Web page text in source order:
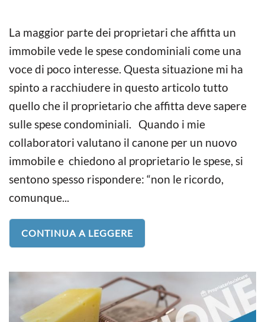
La maggior parte dei proprietari che affitta un
immobile vede le spese condominiali come una
voce di poco interesse. Questa situazione mi ha
spinto a racchiudere in questo articolo tutto
quello che il proprietario che affitta deve sapere
sulle spese condominiali. Quando i mie
collaboratori valutano il canone per un nuovo
immobile e chiedono al proprietario le spese, si
sentono spesso rispondere: “non le ricordo,
comunque...
CONTINUA A LEGGERE